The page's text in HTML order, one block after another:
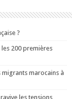
?
200 premières
migrants marocains à
les tensions